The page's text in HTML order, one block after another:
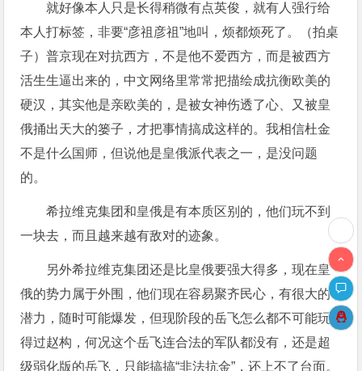
就好像本人只是长得稍微有点英俊，就有人强行给
本人打标签，非要“彦祖彦祖”地叫，烦都烦死了。（拍桌
子）普京现在对抗西方，不是他不爱西方，而是被西方
活生生逼出来的，中文网络里常常把描绘成抗衡欧美的
硬汉，其实他是亲欧美的，是被女神伤透了心、又被皇
俄捅出天大的篓子，才把事情搞成这样的。我相信杜金
不是什么国师，但说他是皇俄派代表之一，是没问题
的。
希拉维克集团和皇俄是有本质区别的，他们玩不到
一块去，而且越来越有敌对的迹象。
另外希拉维克集团还是比皇俄要强大得多，现在皇
俄的势力属于外围，他们现在容易聚齐民心，有很大的
潜力，随时可能爆发，但现阶段的岳飞怎么都不可能玩
得过赵构，何况这个岳飞连合法的军队都没有，还是超
级弱化版的岳飞，只能搞搞“非法抗金”，还上不了台面。